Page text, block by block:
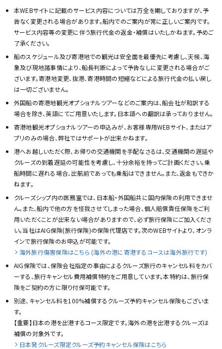
本WEBサイトに記載のサービス内容については万全を期しておりますが、予
告なく変更される場合があります。船内でのご案内が常に正しいご案内です。
サービス内容等の変更に伴う旅行代金の返金・補償はいたしかねます。予めご
了承ください。
船のスケジュール及び寄港地での観光は安全面を最優先に考慮し、天候、海
象及び現地諸事情により、船長判断によって予告なしに変更される場合がご
ざいます。寄港地変更、抜港、寄港時間の短縮などによる旅行代金の払い戻し
は一切ございません。
外国船の寄港地観光オプショナルツアーなどのご案内は、船会社が和訳する
場合を除き、英語にてご用意いたします。日本語への翻訳は承っておりません。
寄港地観光オプショナルツアーの申込みが、お客様専用WEBサイト、またはア
プリのみの場合、弊社ではサポートが出来かねます。
港へお越しいただく際、お帰りの交通機関を手配なさるは、交通機関の遅延や
クルーズの到着遅延の可能性を考慮し、十分余裕を持ってご計画ください。乗
船時間に遅れる場合、出航前であっても乗船はできません。また、返金もできか
ねます。
クルーズシップ内の医務室では、日本船・外国船共に国内保険の利用できませ
ん。また、船内で他の方を怪我させてしまった場合、個人賠償責任保険をご利
用いただくことが出来ない場合がありますので、必ず旅行保険にご加入くださ
い。当社はAIG保険(旅行保険)の保険代理店です。次のWEBサイトより、オンラ
インで旅行保険のお申込が可能です。
海外旅行傷害保険はこちら (海外の港に寄港するコースは海外旅行です)
AIG保険では、保険会社指定の事由によるクルーズ旅行のキャンセル料をカバ
ーする、旅行キャンセル費用補償特約をご用意しています。本特約は、旅行保
険をご契約の方に限り付保可能です。
別途、キャンセル料を100%補償するクルーズ予約キャンセル保険もございま
す。
【重要】日本の港を出港するコース限定です。海外の港を出港するクルーズは
補償の対象外です。
日本発クルーズ限定クルーズ予約キャンセル保険はこちら